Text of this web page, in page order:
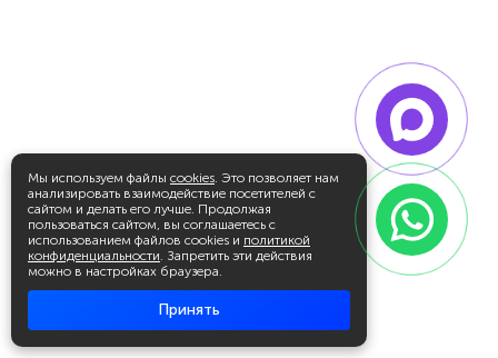
Мы используем файлы cookies. Это позволяет нам
анализировать взаимодействие посетителей с
сайтом и делать его лучше. Продолжая
пользоваться сайтом, вы соглашаетесь с
использованием файлов cookies и политикой
конфиденциальности. Запретить эти действия
можно в настройках браузера.
Принять